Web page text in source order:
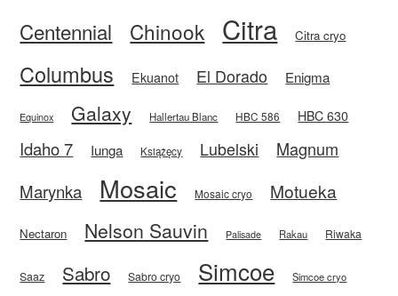
Centennial Chinook Citra Citra cryo
Columbus Ekuanot El Dorado Enigma
Equinox Galaxy Hallertau Blanc HBC 586 HBC 630
Idaho 7 Iunga Książęcy Lubelski
Magnum
Marynka
Mosaic Mosaic cryo Motueka
Nectaron Nelson Sauvin Palisade Rakau Riwaka
Saaz Sabro Sabro cryo Simcoe Simcoe cryo